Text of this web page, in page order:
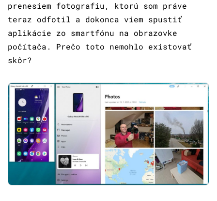
prenesiem fotografiu, ktorú som práve
teraz odfotil a dokonca viem spustiť
aplikácie zo smartfónu na obrazovke
počítača. Prečo toto nemohlo existovať
skôr?